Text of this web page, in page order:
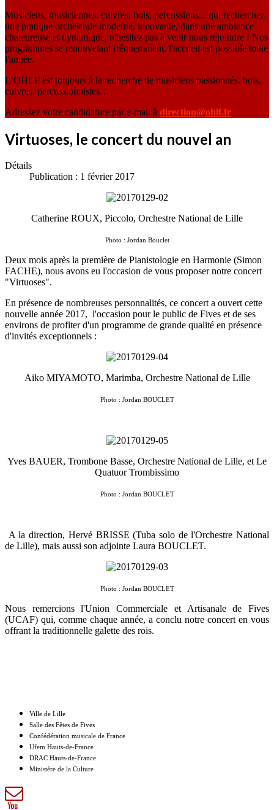
Musiciens, musiciennes, cuivres, bois, percussions... qui recherchez
une pratique orchestrale moderne, innovante, dans une ambiance
chaleureuse et dynamique, n'hésitez pas à venir nous rejoindre ! Nos
programmes se renouvelant fréquemment, l'accueil est possible toute
l'année.
L’OHLF est toujours à la recherche de musiciens passionnés, bois,
cuivres, percussionnistes…
Adressez votre candidature par e-mail à direction@ohlf.fr
Virtuoses, le concert du nouvel an
Détails
Publication : 1 février 2017
Catherine ROUX, Piccolo, Orchestre National de Lille
Photo : Jordan Bouclet
Deux mois après la première de Pianistologie en Harmonie (Simon
FACHE), nous avons eu l'occasion de vous proposer notre concert
"Virtuoses".
En présence de nombreuses personnalités, ce concert a ouvert cette
nouvelle année 2017, l'occasion pour le public de Fives et de ses
environs de profiter d'un programme de grande qualité en présence
d'invités exceptionnels :
Aiko MIYAMOTO, Marimba, Orchestre National de Lille
Photo : Jordan BOUCLET
Yves BAUER, Trombone Basse, Orchestre National de Lille, et Le
Quatuor Trombissimo
Photo : Jordan BOUCLET
A la direction, Hervé BRISSE (Tuba solo de l'Orchestre National
de Lille), mais aussi son adjointe Laura BOUCLET.
Photo : Jordan BOUCLET
Nous remercions l'Union Commerciale et Artisanale de Fives
(UCAF) qui, comme chaque année, a conclu notre concert en vous
offrant la traditionnelle galette des rois.
Ville de Lille
Salle des Fêtes de Fives
Confédération musicale de France
Ufem Hauts-de-France
DRAC Hauts-de-France
Ministère de la Culture